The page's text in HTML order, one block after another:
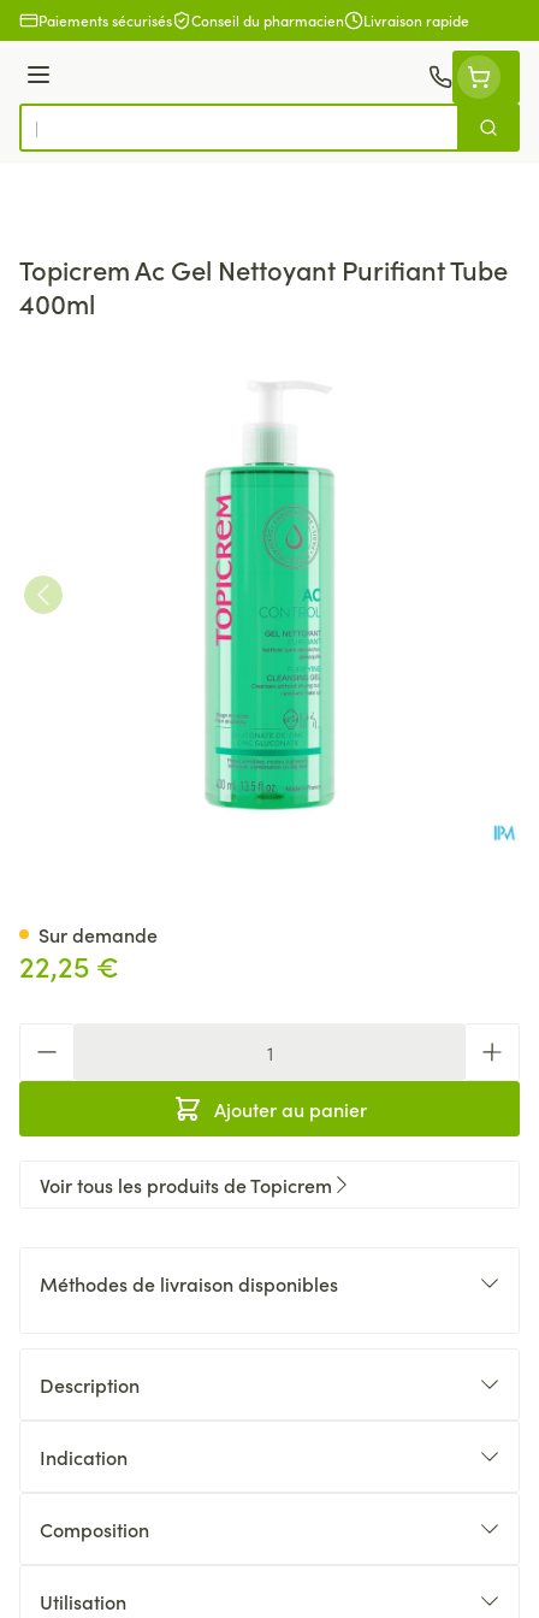
Aller au contenu
Paiements sécurisés Conseil du pharmacien Livraison rapide
Menu
Rechercher
Topicrem Ac Gel Nettoyant Purifiant Tube
400ml
22,25 €
Ajouter au panier
Sur demande
Voir tous les produits de Topicrem
Méthodes de livraison disponibles
Description
Indication
Composition
Utilisation